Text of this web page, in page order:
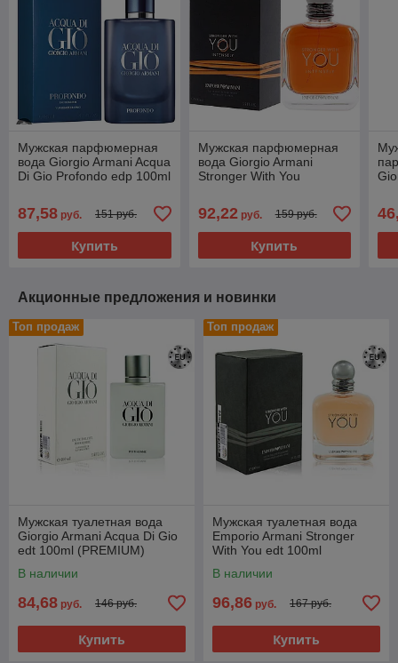
Мужская парфюмерная
вода Giorgio Armani Acqua
Di Gio Profondo edp 100ml
87,58 руб. 151 руб.
Купить
Мужская парфюмерная
вода Giorgio Armani
Stronger With You
92,22руб. 159 руб.
Купить
Акционные предложения и новинки
Топ продаж
Мужская туалетная вода
Giorgio Armani Acqua Di Gio
edt 100ml (PREMIUM)
В наличии
84,68 руб. 146 руб.
Купить
Топ продаж
Мужская туалетная вода
Emporio Armani Stronger
With You edt 100ml
В наличии
96,86 руб. 167 руб.
Купить